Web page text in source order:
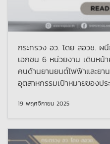
กระทรวง อว. โดย สอวช.
เอกชน 6 หน่วยงาน เดินหน้
คนด้านยานยนต์ไฟฟ้าและย
อุตสาหกรรมเป้าหมายของปร
19 พฤศจิกายน 2025